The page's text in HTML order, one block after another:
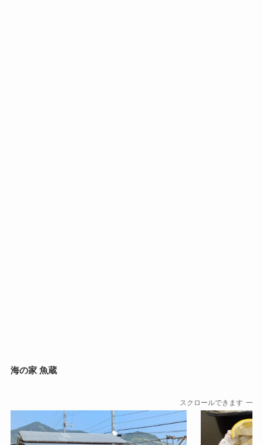
海の家 魚蔵
スクロールできます